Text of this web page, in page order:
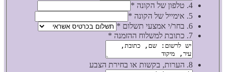
4. טלפון של הקונה
*
5. אימייל של הקונה
*
6. בחר/י אמצעי תשלום
*
7. כתובת למשלוח ההזמנה
*
8. הערות, בקשות או בחירת הצבע